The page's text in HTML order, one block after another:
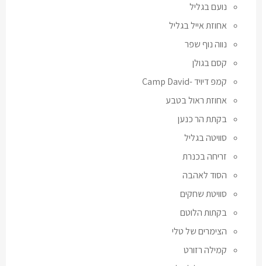
נועם בגליל
אחוזת אייל בגליל
נווה נוף שפר
קסם בגולן
קמפ דיויד -Camp David
אחוזת ראול בטבע
בקתת הר כנען
סוויטה בגליל
זריחה בכנרת
הסוד לאהבה
סוויטת שחקים
בקתות הלוטם
הצימרים של טלי
קמילה רזורט